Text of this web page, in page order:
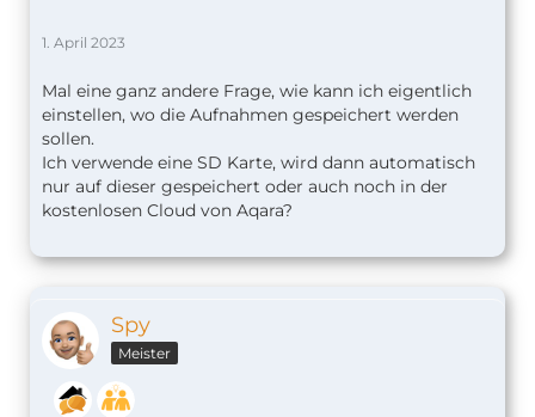
1. April 2023
Mal eine ganz andere Frage, wie kann ich eigentlich
einstellen, wo die Aufnahmen gespeichert werden
sollen.
Ich verwende eine SD Karte, wird dann automatisch
nur auf dieser gespeichert oder auch noch in der
kostenlosen Cloud von Aqara?
Spy
Meister